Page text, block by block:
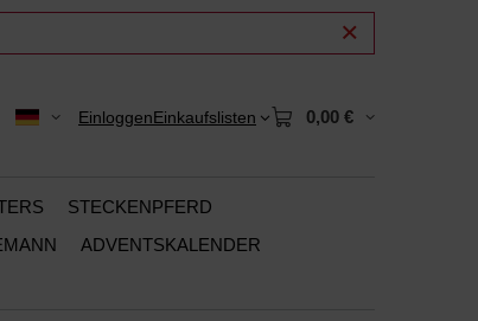
EinloggenEinkaufslisten 0,00 €
STECKENPFERD
ADVENTSKALENDER